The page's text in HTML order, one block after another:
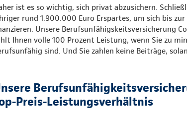
ist es so wichtig, sich privat abzusichern.
rund 1.900.000 Euro Erspartes, um sich bis
Unsere Berufsunfähigskeitsversicherung
Ihnen volle 100 Prozent Leistung, wenn Sie zu
sind. Und Sie zahlen keine Beiträge,
Preis-Leistungsverhältnis